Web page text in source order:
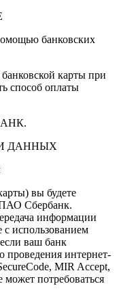
банковских
карты при
способ оплаты
ДАННЫХ
вы будете
Сбербанк.
информации
использованием
ваш банк
проведения интернет-
MIR Accept,
может потребоваться